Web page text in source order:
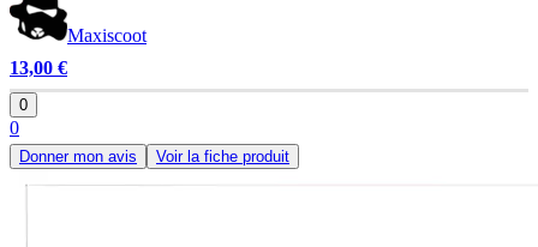
Maxiscoot
13,00 €
0
0
Donner mon avis Voir la fiche produit